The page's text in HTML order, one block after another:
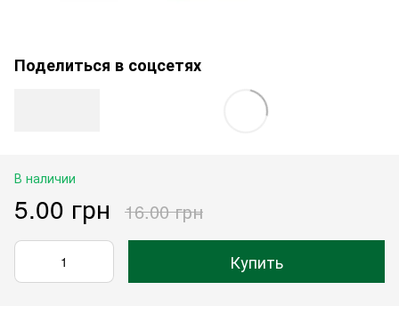
Поделиться в соцсетях
В наличии
5.00 грн 16.00 грн
Купить